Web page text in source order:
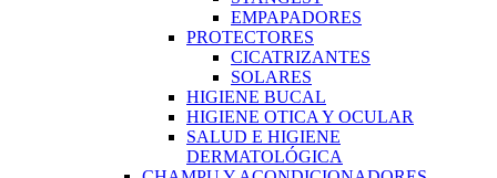
EMPAPADORES
PROTECTORES
CICATRIZANTES
SOLARES
HIGIENE BUCAL
HIGIENE OTICA Y OCULAR
SALUD E HIGIENE
DERMATOLÓGICA